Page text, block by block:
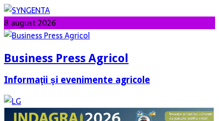
8 august 2026
Business Press Agricol
Informaţii şi evenimente agricole